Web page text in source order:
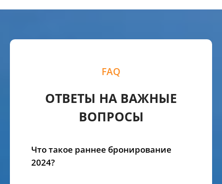
FAQ
ОТВЕТЫ НА ВАЖНЫЕ
ВОПРОСЫ
Что такое раннее бронирование
2024?